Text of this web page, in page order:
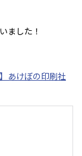
ました！
あけぼの印刷社